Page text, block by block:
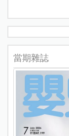
當期雜誌